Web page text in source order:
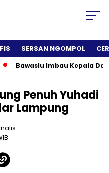
SERSAN NGOMPOL
Bawaslu Imbau Kepala Daerah
Penuh Yuhadi
Lampung